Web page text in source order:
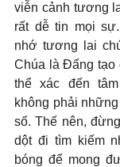
viễn cảnh tương
rất dễ tin mọi
nhớ tương lai
Chúa là Đấng tạo
thể xác đến
không phải
số. Thế nên,
dột đi tìm kiếm
bóng để mong